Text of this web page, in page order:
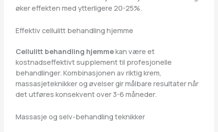
øker effekten med ytterligere 20-25%.
Effektiv cellulitt behandling hjemme
Cellulitt behandling hjemmekan være et
kostnadseffektivt supplement til profesjonelle
behandlinger. Kombinasjonen av riktig krem,
massasjeteknikker og øvelser gir målbare resultater når
det utføres konsekvent over 3-6 måneder.
Massasje og selv-behandling teknikker